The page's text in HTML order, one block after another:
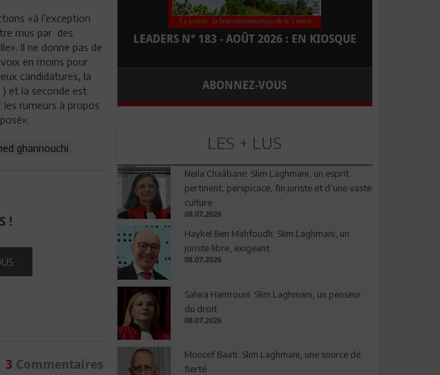
«à l’exception
mus par des
Il ne donne pas de
en moins pour
candidatures, la
) et la seconde est
les rumeurs à propos
ghannouchi
!
3 Commentaires
LEADERS N° 183 - AOÛT 2026 : EN KIOSQUE
ABONNEZ-VOUS
LES + LUS
Neila Chaâbane: Slim Laghmani, un esprit
pertinent, perspicace, fin juriste et d’une vaste
culture
08.07.2026
Haykel Ben Mahfoudh: Slim Laghmani, un
juriste libre, exigeant
08.07.2026
Salwa Hamrouni: Slim Laghmani, un penseur
du droit
08.07.2026
Moncef Baati: Slim Laghmani, une source de
fierté